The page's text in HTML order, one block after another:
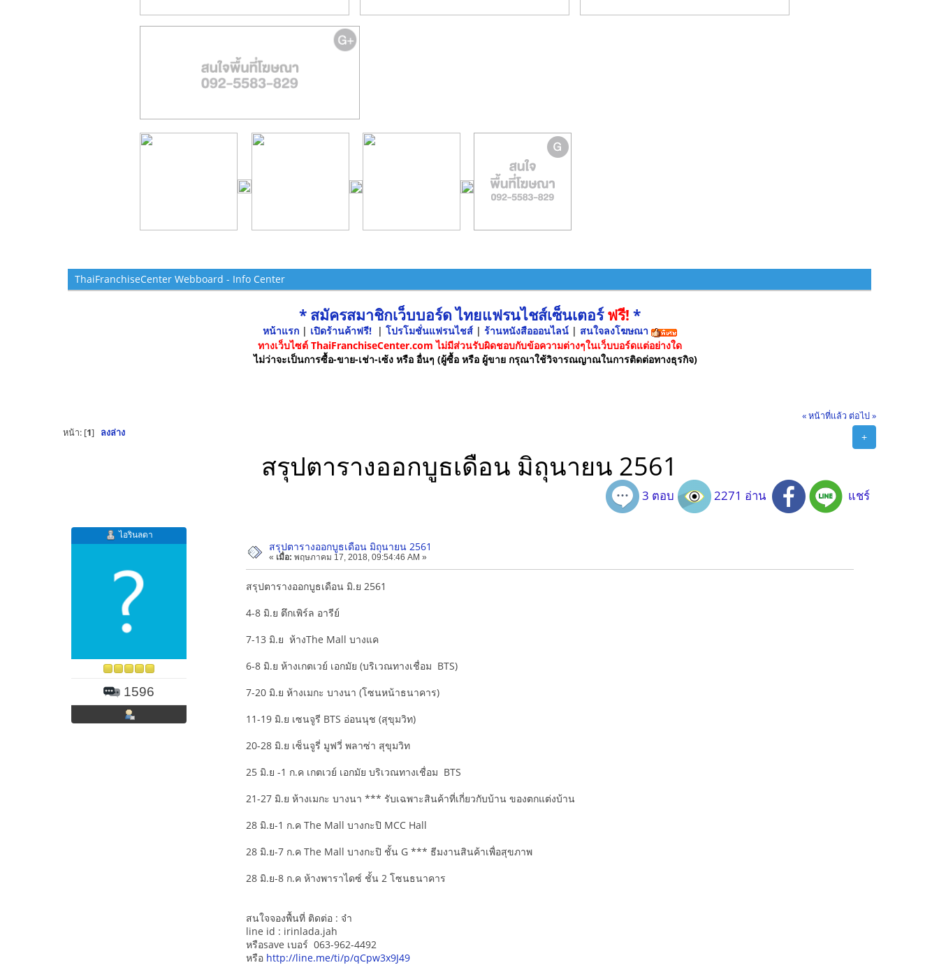
ThaiFranchiseCenter Webboard - Info Center
* สมัครสมาชิกเว็บบอร์ด ไทยแฟรนไชส์เซ็นเตอร์ฟรี! *
หน้าแรก| เปิดร้านค้าฟรี! | โปรโมชั่นแฟรนไชส์ | ร้านหนังสือออนไลน์ | สนใจลงโฆษณา
ทางเว็บไซต์ ThaiFranchiseCenter.com ไม่มีส่วนรับผิดชอบกับข้อความต่างๆในเว็บบอร์ดแต่อย่างใด
ไม่ว่าจะเป็นการซื้อ-ขาย-เช่า-เซ้ง หรือ อื่นๆ (ผู้ซื้อ หรือ ผู้ขาย กรุณาใช้วิจารณญาณในการติดต่อทางธุรกิจ)
« หน้าที่แล้ว ต่อไป »
+
หน้า: [1] ลงล่าง
สรุปตารางออกบูธเดือน มิถุนายน 2561
3 ตอบ 2271 อ่าน แชร์
ไอรินลดา
1596
สรุปตารางออกบูธเดือน มิถุนายน 2561
« เมื่อ: พฤษภาคม 17, 2018, 09:54:46 AM »
สรุปตารางออกบูธเดือน มิ.ย 2561
4-8 มิ.ย ตึกเพิร์ล อารีย์
7-13 มิ.ย ห้างThe Mall บางแค
6-8 มิ.ย ห้างเกตเวย์ เอกมัย (บริเวณทางเชื่อม BTS)
7-20 มิ.ย ห้างเมกะ บางนา (โซนหน้าธนาคาร)
11-19 มิ.ย เซนจูรี BTS อ่อนนุช (สุขุมวิท)
20-28 มิ.ย เซ็นจูรี่ มูฟวี่ พลาซ่า สุขุมวิท
25 มิ.ย -1 ก.ค เกตเวย์ เอกมัย บริเวณทางเชื่อม BTS
21-27 มิ.ย ห้างเมกะ บางนา *** รับเฉพาะสินค้าที่เกี่ยวกับบ้าน ของตกแต่งบ้าน
28 มิ.ย-1 ก.ค The Mall บางกะปิ MCC Hall
28 มิ.ย-7 ก.ค The Mall บางกะปิ ชั้น G *** ธีมงานสินค้าเพื่อสุขภาพ
28 มิ.ย-8 ก.ค ห้างพาราไดซ์ ชั้น 2 โซนธนาคาร
สนใจจองพื้นที่ ติดต่อ : จ๋า
line id : irinlada.jah
หรือsave เบอร์ 063-962-4492
หรือ http://line.me/ti/p/qCpw3x9J49